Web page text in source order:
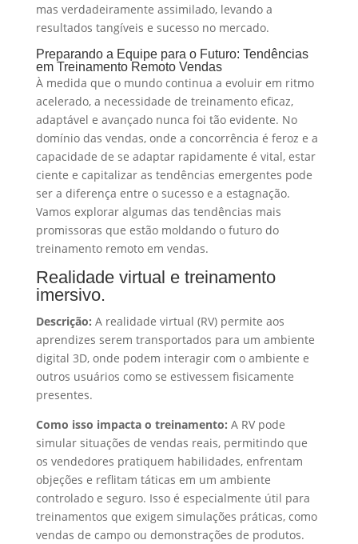
mas verdadeiramente assimilado, levando a
resultados tangíveis e sucesso no mercado.
Preparando a Equipe para o Futuro: Tendências
em Treinamento Remoto Vendas
À medida que o mundo continua a evoluir em ritmo
acelerado, a necessidade de treinamento eficaz,
adaptável e avançado nunca foi tão evidente. No
domínio das vendas, onde a concorrência é feroz e a
capacidade de se adaptar rapidamente é vital, estar
ciente e capitalizar as tendências emergentes pode
ser a diferença entre o sucesso e a estagnação.
Vamos explorar algumas das tendências mais
promissoras que estão moldando o futuro do
treinamento remoto em vendas.
Realidade virtual e treinamento
imersivo.
Descrição: A realidade virtual (RV) permite aos
aprendizes serem transportados para um ambiente
digital 3D, onde podem interagir com o ambiente e
outros usuários como se estivessem fisicamente
presentes.
Como isso impacta o treinamento: A RV pode
simular situações de vendas reais, permitindo que
os vendedores pratiquem habilidades, enfrentam
objeções e reflitam táticas em um ambiente
controlado e seguro. Isso é especialmente útil para
treinamentos que exigem simulações práticas, como
vendas de campo ou demonstrações de produtos.